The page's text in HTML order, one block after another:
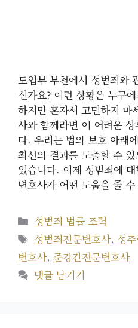
도입부 부천에서 성범죄와
신가요? 이런 상황은 누구
하지만 혼자서 고민하지 마
사와 함께라면 이 어려운
다. 우리는 법의 보호 아래
최선의 결과를 도출할 수
있습니다. 이제 성범죄에
변호사가 어떤 도움을 줄
카
테
고
리
성범죄 법률 조력
태
그
성범죄전문변호사, 성
변호사, 준강간전문변호사
댓글 남기기